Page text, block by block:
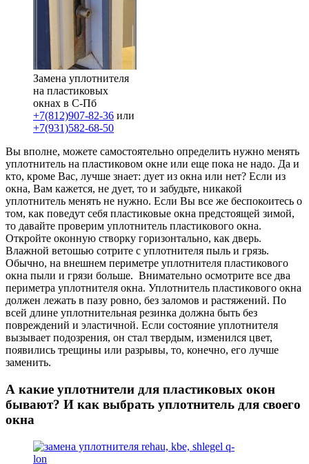
Замена уплотнителя
на пластиковых
окнах в С-Пб
+7(812)907-82-36 или
+7(931)582-68-50
Вы вполне, можете самостоятельно определить нужно менять
уплотнитель на пластиковом окне или еще пока не надо. Да и
кто, кроме Вас, лучше знает: дует из окна или нет? Если из
окна, Вам кажется, не дует, то и забудьте, никакой
уплотнитель менять не нужно. Если Вы все же беспокоитесь о
том, как поведут себя пластиковые окна предстоящей зимой,
то давайте проверим уплотнитель пластикового окна.
Откройте оконную створку горизонтально, как дверь.
Влажной ветошью сотрите с уплотнителя пыль и грязь.
Обычно, на внешнем периметре уплотнителя пластикового
окна пыли и грязи больше. Внимательно осмотрите все два
периметра уплотнителя окна. Уплотнитель пластикового окна
должен лежать в пазу ровно, без заломов и растяжений. По
всей длине уплотнительная резинка должна быть без
повреждений и эластичной. Если состояние уплотнителя
вызывает подозрения, он стал твердым, изменился цвет,
появились трещины или разрывы, то, конечно, его лучше
заменить.
А какие уплотнители для пластиковых окон
бывают? И как выбрать уплотнитель для своего
окна